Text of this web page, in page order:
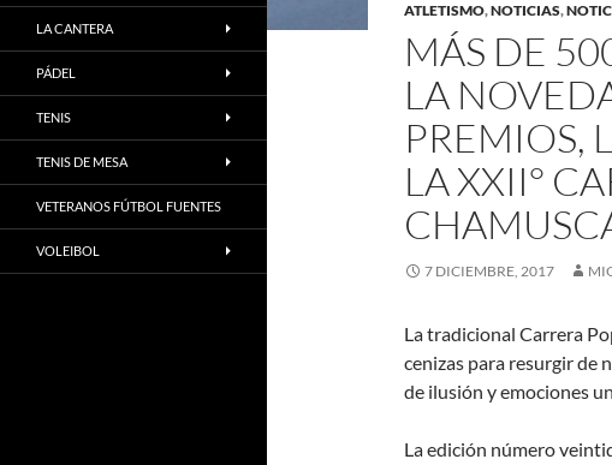
ATLETISMO,NOTICIAS,
MÁS DE
LA
PREMIOS,
LA XXII°
7 DICIEMBRE, 2017
La tradicional Carrera
cenizas para resurgir de
de ilusión y emociones
La edición número
LA CANTERA
PÁDEL
TENIS
TENIS DE MESA
VETERANOS FÚTBOL FUENTES
VOLEIBOL